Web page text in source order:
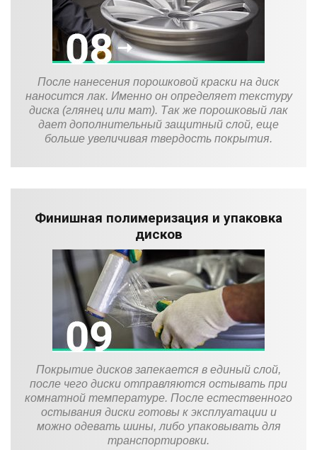
После нанесения порошковой краски на диск
наносится лак. Именно он определяет текстуру
диска (глянец или мат). Так же порошковый лак
дает дополнительный защитный слой, еще
больше увеличивая твердость покрытия.
Финишная полимеризация и упаковка
дисков
Покрытие дисков запекается в единый слой,
после чего диски отправляются остывать при
комнатной температуре. После естественного
остывания диски готовы к эксплуатации и
можно одевать шины, либо упаковывать для
транспортировки.